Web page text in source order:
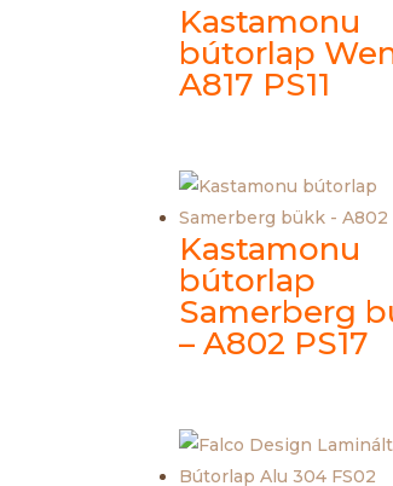
Kastamonu
bútorlap
A817 PS11
Kastamonu
bútorlap
Samerberg
– A802 PS17